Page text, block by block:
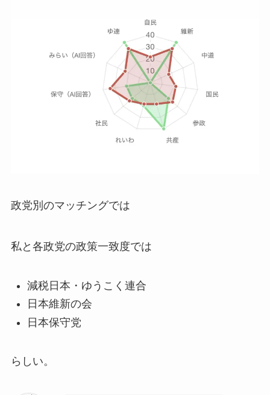
政党別のマッチングでは
私と各政党の政策一致度では
減税日本・ゆうこく連合
日本維新の会
日本保守党
らしい。